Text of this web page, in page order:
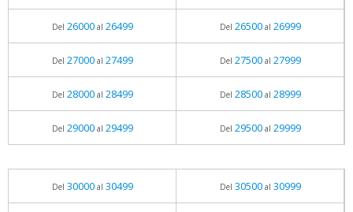
Del 26000al 26499 Del 26500al 26999
Del 27000al 27499 Del 27500al 27999
Del 28000al 28499 Del 28500al 28999
Del 29000al 29499 Del 29500al 29999
Del 30000al 30499 Del 30500al 30999